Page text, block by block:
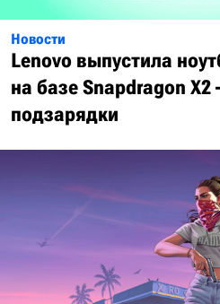
Новости
Lenovo выпустила
на базе Snapdragon X2
подзарядки